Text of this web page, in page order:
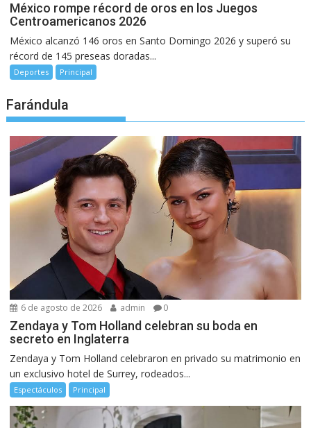
México rompe récord de oros en los Juegos
Centroamericanos 2026
México alcanzó 146 oros en Santo Domingo 2026 y superó su
récord de 145 preseas doradas...
Deportes Principal
Farándula
6 de agosto de 2026 admin 0
Zendaya y Tom Holland celebran su boda en
secreto en Inglaterra
Zendaya y Tom Holland celebraron en privado su matrimonio en
un exclusivo hotel de Surrey, rodeados...
Espectáculos Principal